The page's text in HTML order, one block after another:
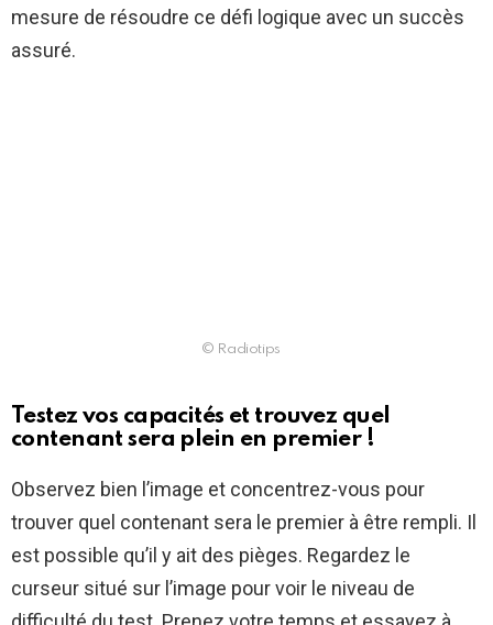
mesure de résoudre ce défi logique avec un succès
assuré.
© Radiotips
Testez vos capacités et trouvez quel
contenant sera plein en premier !
Observez bien l’image et concentrez-vous pour
trouver quel contenant sera le premier à être rempli. Il
est possible qu’il y ait des pièges. Regardez le
curseur situé sur l’image pour voir le niveau de